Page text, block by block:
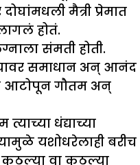
मैत्री प्रेमात
होतं.
संमती होती.
समाधान अन् आनंद
आटोपून गौतम अन्
धंद्याच्या
यशोधरेलाही बरीच
कुठल्या वा कुठल्या